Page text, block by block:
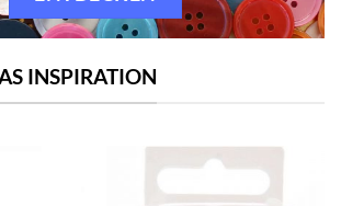
INSPIRATION